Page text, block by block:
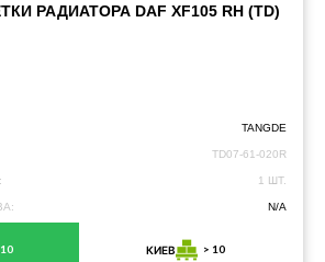
РАДИАТОРА DAF XF105 RH (TD)
TANGDE
TD07-61-020R
1 ШТ.
N/A
КИЕВ > 10